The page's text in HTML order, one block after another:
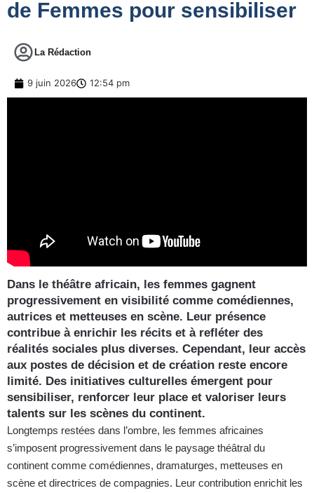
de Femmes pour sensibiliser
La Rédaction
9 juin 2026 12:54 pm
Dans le théâtre africain, les femmes gagnent
progressivement en visibilité comme comédiennes,
autrices et metteuses en scène. Leur présence
contribue à enrichir les récits et à refléter des
réalités sociales plus diverses. Cependant, leur accès
aux postes de décision et de création reste encore
limité. Des initiatives culturelles émergent pour
sensibiliser, renforcer leur place et valoriser leurs
talents sur les scènes du continent.
Longtemps restées dans l’ombre, les femmes africaines
s’imposent progressivement dans le paysage théâtral du
continent comme comédiennes, dramaturges, metteuses en
scène et directrices de compagnies. Leur contribution enrichit les